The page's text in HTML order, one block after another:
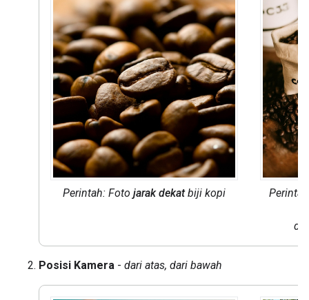
Perintah: Foto jarak dekatbiji kopi
di
Posisi Kamera - dari atas, dari bawah